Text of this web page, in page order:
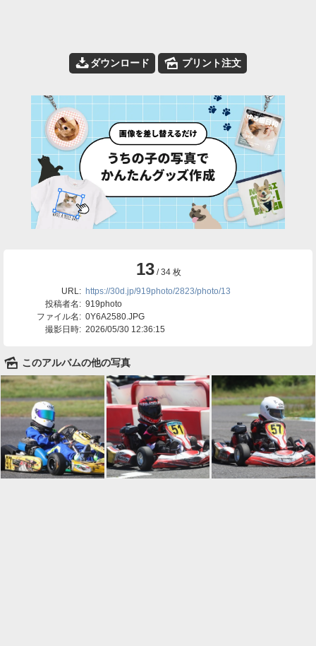
📥ダウンロード 🌄 プリント注文
13/ 34 枚
URL: https://30d.jp/919photo/2823/photo/13
投稿者名: 919photo
ファイル名: 0Y6A2580.JPG
撮影日時: 2026/05/30 12:36:15
🌄 このアルバムの他の写真